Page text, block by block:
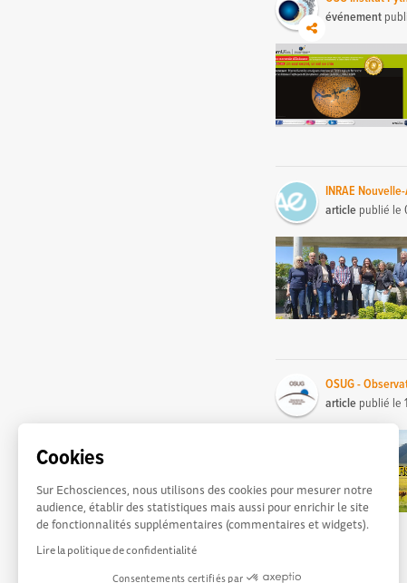
Cookies
Sur Echosciences, nous utilisons des cookies pour mesurer notre
audience, établir des statistiques mais aussi pour enrichir le site
de fonctionnalités supplémentaires (commentaires et widgets).
Lire la politique de confidentialité
Consentements certifiés par
événement
INRAE
article publié le
OSUG -
article publié le